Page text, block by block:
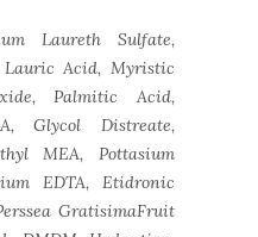
Laureth Sulfate,
Lauric Acid, Myristic
Palmitic Acid,
Glycol Distreate,
MEA, Pottasium
EDTA, Etidronic
GratisimaFruit